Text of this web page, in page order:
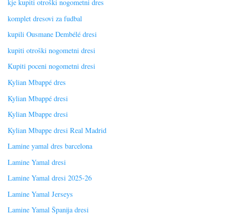
kje kupiti otroški nogometni dres
komplet dresovi za fudbal
kupili Ousmane Dembélé dresi
kupiti otroški nogometni dresi
Kupiti poceni nogometni dresi
Kylian Mbappé dres
Kylian Mbappé dresi
Kylian Mbappe dresi
Kylian Mbappe dresi Real Madrid
Lamine yamal dres barcelona
Lamine Yamal dresi
Lamine Yamal dresi 2025-26
Lamine Yamal Jerseys
Lamine Yamal Španija dresi